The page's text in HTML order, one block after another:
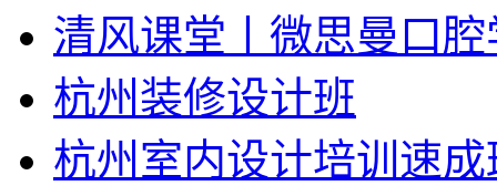
清风课堂丨微思曼口
杭州装修设计班
杭州室内设计培训速成